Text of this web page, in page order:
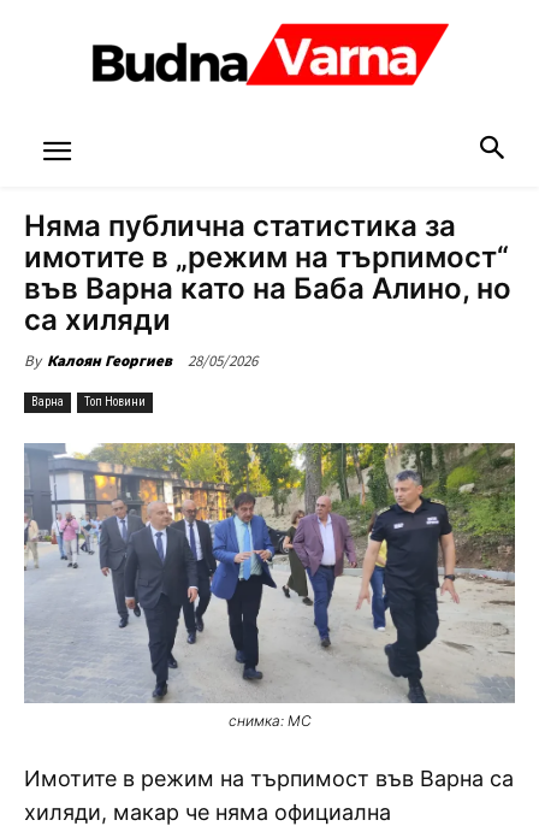
Няма публична статистика за
имотите в „режим на търпимост“
във Варна като на Баба Алино, но
са хиляди
By Калоян Георгиев 28/05/2026
Варна Топ Новини
снимка: МС
Имотите в режим на търпимост във Варна са
хиляди, макар че няма официална